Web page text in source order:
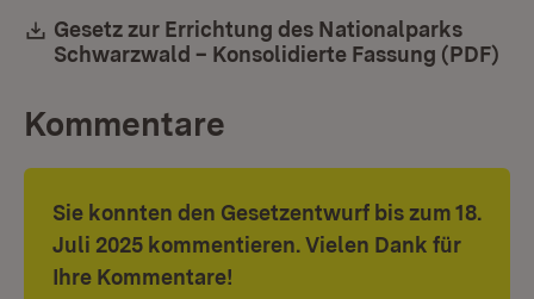
Download:
Gesetz zur Errichtung des Nationalparks
Schwarzwald – Konsolidierte Fassung (PDF)
Kommentare
Sie konnten den Gesetzentwurf bis zum 18.
Juli 2025 kommentieren. Vielen Dank für
Ihre Kommentare!